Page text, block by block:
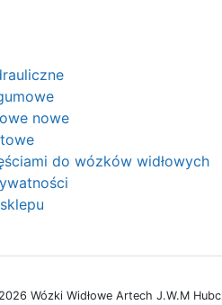
nowe
do wózków widłowych
Wózki Widłowe Artech J.W.M